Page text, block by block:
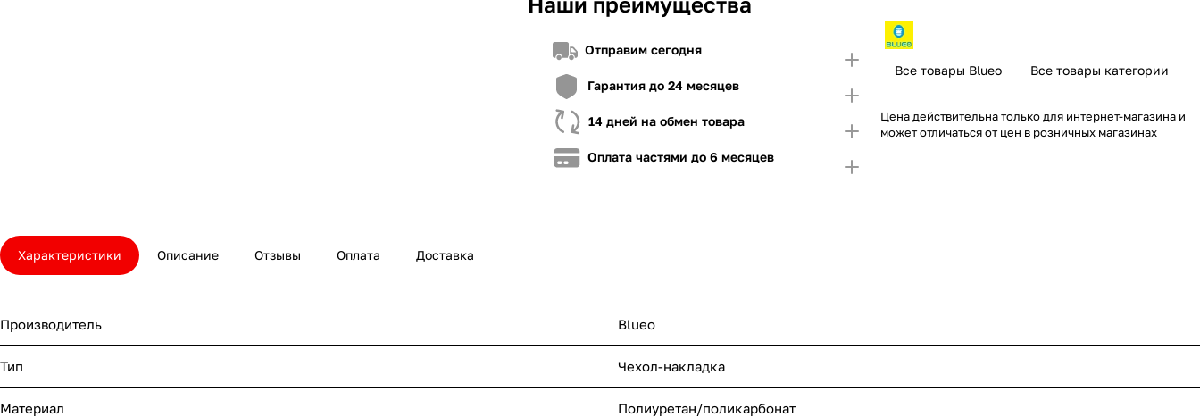
Отправим сегодня
Гарантия до 24 месяцев
14 дней на обмен товара
Оплата частями до 6 месяцев
3. Если вы не клиент A-Bank, загрузите приложение, откройте карту и создайте
3. Проверить в приложении доступный лимит на Покупку по частям.
4. Иметь достаточно средств для внесения первой части платежа и Первого
взноса (в случае необходимости)
3. Проверить в приложении доступный лимит на покупку частями.
ниже стоимости товара, недостающую сумму нужно внести Первым взносом
4. Иметь достаточно средств для внесения первой части платежа и Первого
взноса (в случае необходимости)
Все товары Blueo Все товары категории
Цена действительна только для интернет-магазина и
может отличаться от цен в розничных магазинах
Характеристики Описание Отзывы Оплата Доставка
Производитель Blueo
Тип Чехол-накладка
Материал Полиуретан/поликарбонат